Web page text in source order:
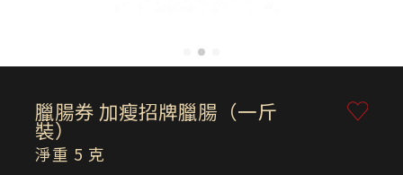
臘腸券 加瘦招牌臘腸（一斤
裝）
淨重 5 克